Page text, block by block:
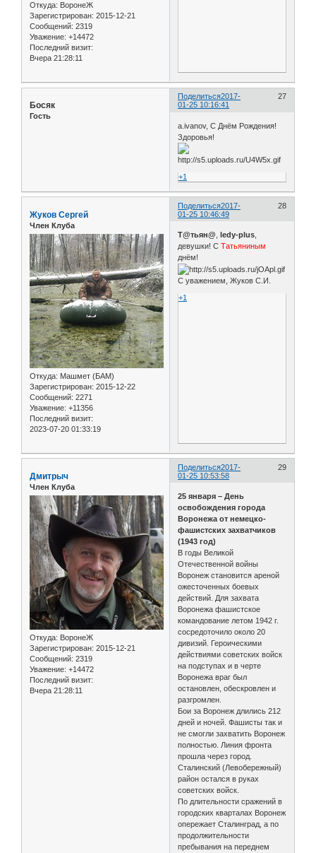
Откуда: ВоронеЖ
Зарегистрирован: 2015-12-21
Сообщений: 2319
Уважение: +14472
Последний визит:
Вчера 21:28:11
Поделиться 27
2017-
01-25 10:16:41
Босяк
Гость
а.ivanov, С Днём Рождения!
Здоровья!
+1
Поделиться 28
2017-
01-25 10:46:49
Жуков Сергей
Член Клуба
Откуда: Машмет (БАМ)
Зарегистрирован: 2015-12-22
Сообщений: 2271
Уважение: +11356
Последний визит:
2023-07-20 01:33:19
Т@тьян@ ,ledy-plus
девушки! С Татьяниным
днём!
С уважением, Жуков С.И.
+1
Поделиться 29
2017-
01-25 10:53:58
Дмитрыч
Член Клуба
Откуда: ВоронеЖ
Зарегистрирован: 2015-12-21
Сообщений: 2319
Уважение: +14472
Последний визит:
Вчера 21:28:11
25 января – День
освобождения города
Воронежа от немецко-
фашистских захватчиков
(1943 год)
В годы Великой
Отечественной войны
Воронеж становится ареной
ожесточенных боевых
действий. Для захвата
Воронежа фашистское
командование летом 1942 г.
сосредоточило около 20
дивизий. Героическими
действиями советских войск
на подступах и в черте
Воронежа враг был
остановлен, обескровлен и
разгромлен.
Бои за Воронеж длились 212
дней и ночей. Фашисты так и
не смогли захватить Воронеж
полностью. Линия фронта
прошла через город.
Сталинский (Левобережный)
район остался в руках
советских войск.
По длительности сражений в
городских кварталах Воронеж
опережает Сталинград, а по
продолжительности
пребывания на переднем